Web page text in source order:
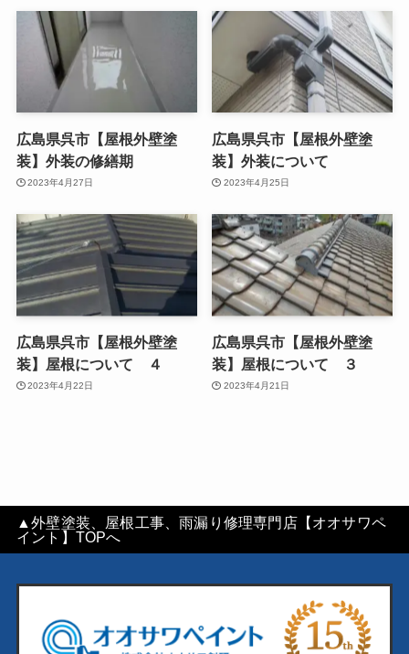
広島県呉市【屋根外壁塗
装】外装の修繕期
2023年4月27日
広島県呉市【屋根外壁塗
装】外装について
2023年4月25日
広島県呉市【屋根外壁塗
装】屋根について ４
2023年4月22日
広島県呉市【屋根外壁塗
装】屋根について ３
2023年4月21日
▲外壁塗装、屋根工事、雨漏り修理専門店【オオサワペ
イント】TOPへ